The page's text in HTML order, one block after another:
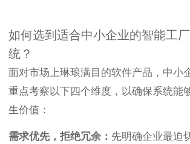
如何选到适合中小企业的智能工
统？
面对市场上琳琅满目的软件产品，中小
重点考察以下四个维度，以确保系统能
生价值：
需求优先，拒绝冗余： 先明确企业最迫